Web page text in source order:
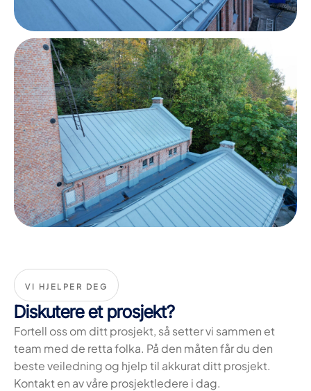
VI HJELPER DEG
Diskutere et prosjekt?
Fortell oss om ditt prosjekt, så setter vi sammen et
team med de retta folka. På den måten får du den
beste veiledning og hjelp til akkurat ditt prosjekt.
Kontakt en av våre prosjektledere i dag.